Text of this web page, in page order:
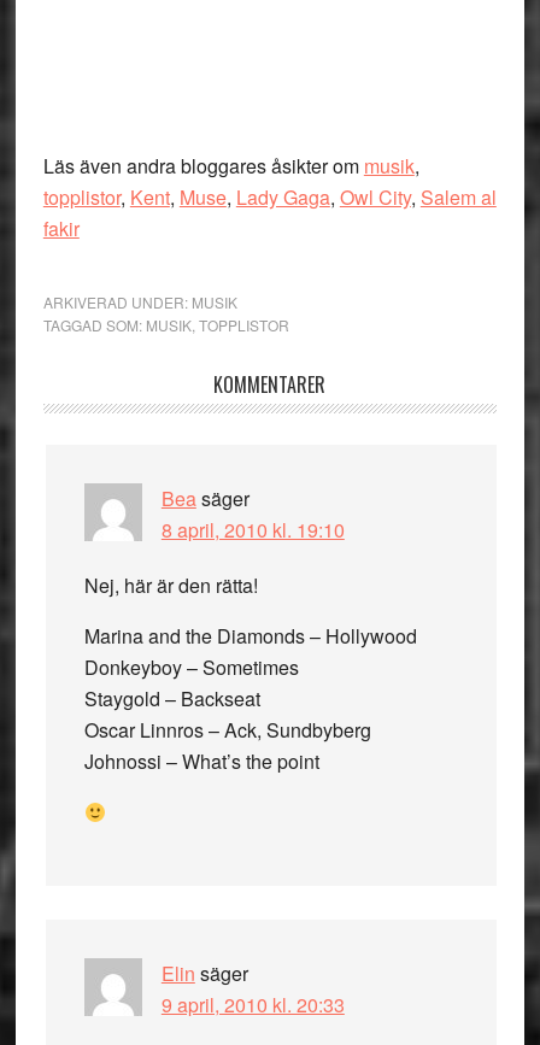
Läs även andra bloggares åsikter om musik,
topplistor, Kent, Muse, Lady Gaga, Owl City, Salem al
fakir
ARKIVERAD UNDER: MUSIK
TAGGAD SOM: MUSIK, TOPPLISTOR
Läsarkommentarer
KOMMENTARER
Beasäger
8 april, 2010 kl. 19:10
Nej, här är den rätta!
Marina and the Diamonds – Hollywood
Donkeyboy – Sometimes
Staygold – Backseat
Oscar Linnros – Ack, Sundbyberg
Johnossi – What’s the point
Elin säger
9 april, 2010 kl. 20:33